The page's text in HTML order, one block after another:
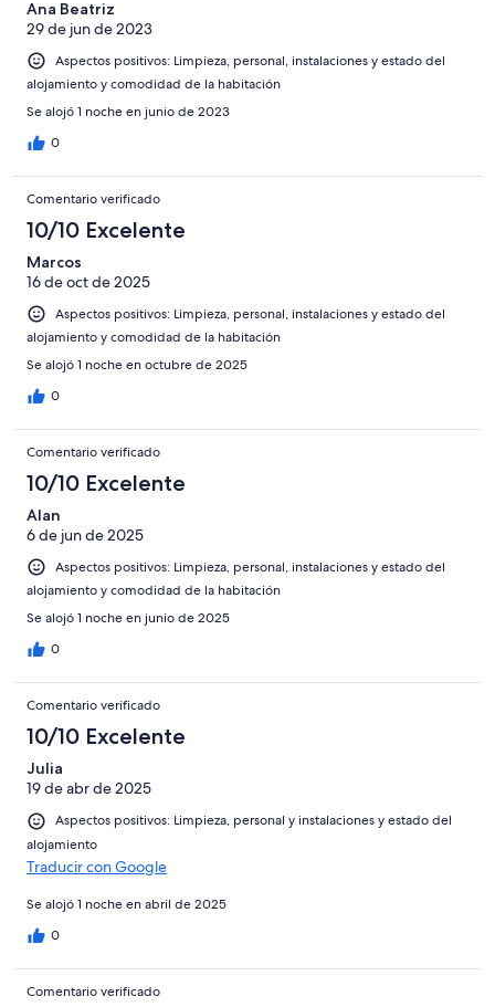
Ana Beatriz
29 de jun de 2023
Aspectos positivos: Limpieza, personal, instalaciones y estado del
alojamiento y comodidad de la habitación
Se alojó 1 noche en junio de 2023
0
Comentario verificado
10/10 Excelente
Marcos
16 de oct de 2025
Aspectos positivos: Limpieza, personal, instalaciones y estado del
alojamiento y comodidad de la habitación
Se alojó 1 noche en octubre de 2025
0
Comentario verificado
10/10 Excelente
Alan
6 de jun de 2025
Aspectos positivos: Limpieza, personal, instalaciones y estado del
alojamiento y comodidad de la habitación
Se alojó 1 noche en junio de 2025
0
Comentario verificado
10/10 Excelente
Julia
19 de abr de 2025
Aspectos positivos: Limpieza, personal y instalaciones y estado del
alojamiento
Traducir con Google
Se alojó 1 noche en abril de 2025
0
Comentario verificado